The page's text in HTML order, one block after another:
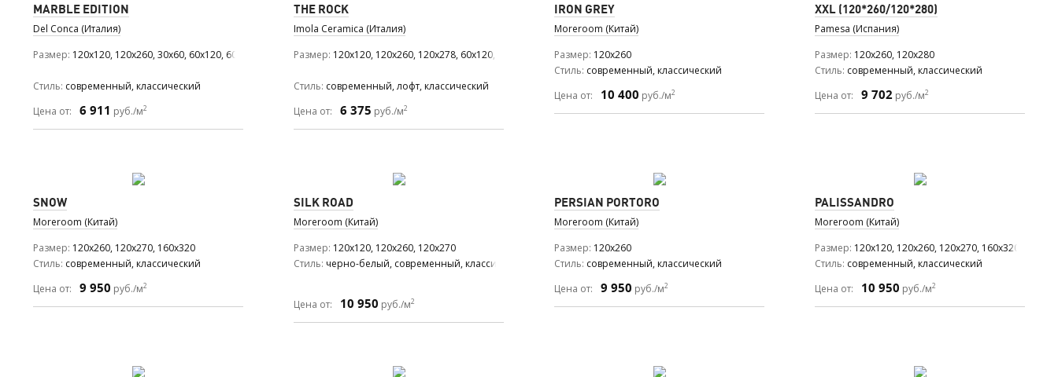
MARBLE EDITION
Del Conca (Италия)
Размер 120x120, 120x260, 30x60, 60x120, 60x60
Стиль современный, классический
Цена от:
6 911 руб./м2
THE ROCK
Imola Ceramica (Италия)
Размер 120x120, 120x260, 120x278, 60x120, 60x60
Стиль современный, лофт, классический
Цена от:
6 375 руб./м2
IRON GREY
Moreroom (Китай)
Размер 120x260
Стиль современный, классический
Цена от:
10 400 руб./м2
XXL (120*260/120*280)
Pamesa (Испания)
Размер 120x260, 120x280
Стиль современный, классический
Цена от:
9 702 руб./м2
SNOW
Moreroom (Китай)
Размер 120x260, 120x270, 160x320
Стиль современный, классический
Цена от:
9 950 руб./м2
SILK ROAD
Moreroom (Китай)
Размер 120x120, 120x260, 120x270
Стиль черно-белый, современный, классический
Цена от: 10 950 руб./м2
PERSIAN PORTORO
Moreroom (Китай)
Размер 120x260
Стиль современный, классический
Цена от:
9 950 руб./м2
PALISSANDRO
Moreroom (Китай)
Размер 120x120, 120x260, 120x270, 160x320
Стиль современный, классический
Цена от:
10 950 руб./м2